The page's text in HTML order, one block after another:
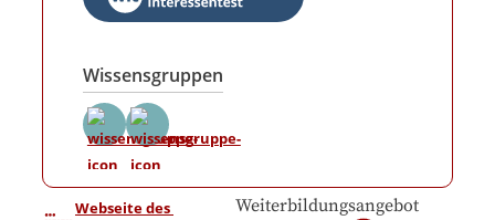
Wissensgruppen
Webseite des
Weiterbildungsangebot